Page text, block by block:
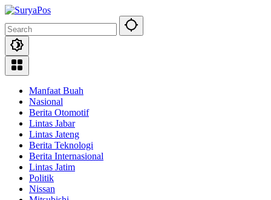
Skip
content
Manfaat Buah
Nasional
Berita Otomotif
Lintas Jabar
Lintas Jateng
Berita Teknologi
Berita Internasional
Lintas Jatim
Politik
Nissan